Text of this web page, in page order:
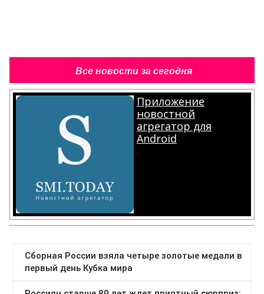
Все новости за сегодня
Приложение
новостной
агрегатор для
Android
.